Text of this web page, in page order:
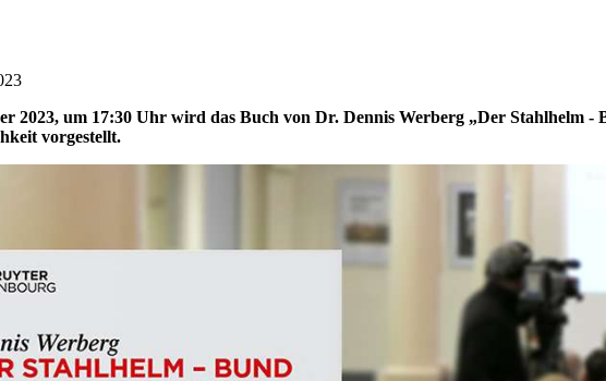
2023, um 17:30 Uhr wird das Buch von Dr. Dennis Werberg „Der Stahlhelm
vorgestellt.